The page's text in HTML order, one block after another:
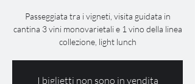
Passeggiata tra i vigneti, visita guidata in
cantina 3 vini monovarietali e 1 vino della linea
collezione, light lunch
I biglietti non sono in vendita